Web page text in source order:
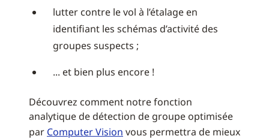
lutter contre le vol à l’étalage en
identifiant les schémas d’activité des
groupes suspects ;
... et bien plus encore !
Découvrez comment notre fonction
analytique de détection de groupe optimisée
par Computer Vision vous permettra de mieux